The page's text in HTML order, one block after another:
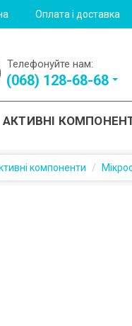
Оплата і доставка
Телефонуйте нам:
(‎068) 128-68-68
АКТИВНІ
компоненти